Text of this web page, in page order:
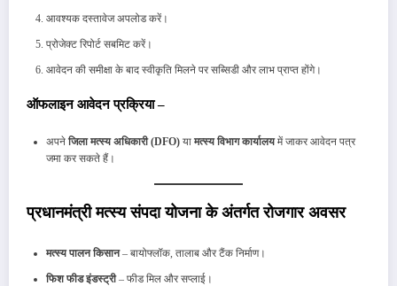
आवश्यक दस्तावेज अपलोड करें।
प्रोजेक्ट रिपोर्ट सबमिट करें।
आवेदन की समीक्षा के बाद स्वीकृति मिलने पर सब्सिडी और लाभ प्राप्त होंगे।
ऑफलाइन आवेदन प्रक्रिया –
अपने जिला मत्स्य अधिकारी (DFO) या मत्स्य विभाग कार्यालयमें जाकर आवेदन पत्र
जमा कर सकते हैं।
प्रधानमंत्री मत्स्य संपदा योजना के अंतर्गत रोजगार अवसर
मत्स्य पालन किसान– बायोफ्लॉक, तालाब और टैंक निर्माण।
फिश फीड इंडस्ट्री– फीड मिल और सप्लाई।